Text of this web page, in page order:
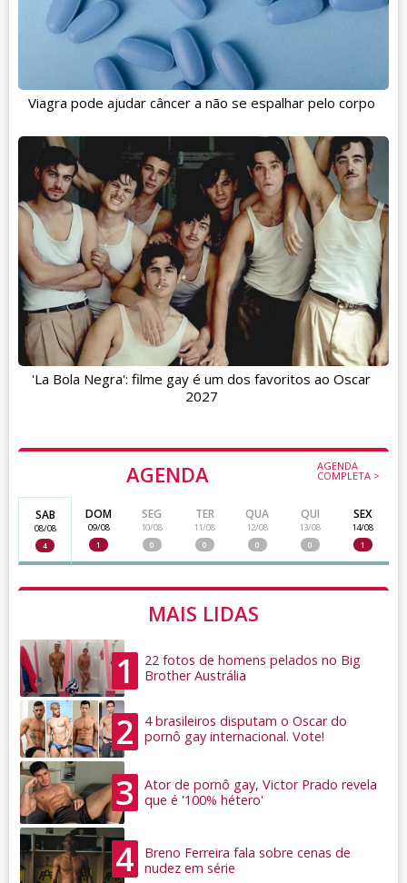
AGENDA AGENDA
COMPLETA >
SAB
08/08
4
DOM
09/08
1
SEG
10/08
0
TER
11/08
0
QUA
12/08
0
QUI
13/08
0
SEX
14/08
1
MAIS LIDAS
1
22 fotos de homens pelados no Big
Brother Austrália
2
4 brasileiros disputam o Oscar do
pornô gay internacional. Vote!
3
Ator de pornô gay, Victor Prado revela
que é '100% hétero'
4
Breno Ferreira fala sobre cenas de
nudez em série
Viagra pode ajudar câncer a não se espalhar pelo corpo
'La Bola Negra': filme gay é um dos favoritos ao Oscar
2027